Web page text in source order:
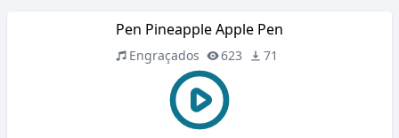
Pen Pineapple Apple Pen
Engraçados 623 71